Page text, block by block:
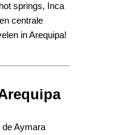
springs, Inca
centrale
in Arequipa!
de Aymara